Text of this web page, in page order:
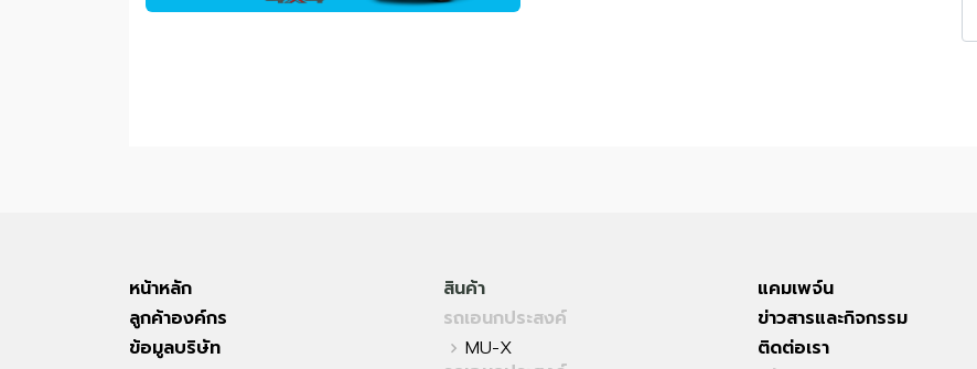
หน้าหลัก
ลูกค้าองค์กร
ข้อมูลบริษัท
สินค้า
รถเอนกประสงค์
MU-X
แคมเพจ์น
ข่าวสารและกิจกรรม
ติดต่อเรา